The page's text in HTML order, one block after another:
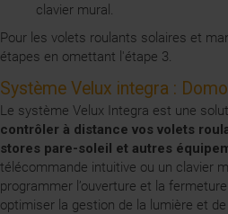
clavier mural.
Pour les volets roulants solaires et
étapes en omettant l'étape 3.
Système Velux integra :
Le système Velux Integra est une
contrôler à distance vos volets
stores pare-soleil et autres
télécommande intuitive ou un clavier
programmer l’ouverture et la
optimiser la gestion de la lumière et